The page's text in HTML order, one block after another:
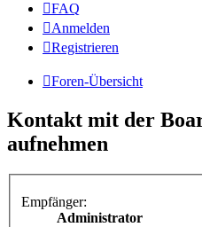
FAQ
Anmelden
Registrieren
Foren-Übersicht
Kontakt mit der
aufnehmen
Empfänger:
Administrator